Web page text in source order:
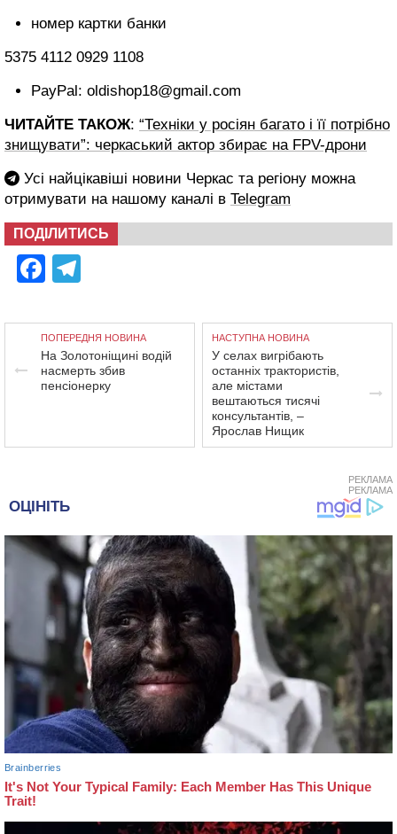
номер картки банки
5375 4112 0929 1108
PayPal: oldishop18@gmail.com
ЧИТАЙТЕ ТАКОЖ: “Техніки у росіян багато і її потрібно
знищувати”: черкаський актор збирає на FPV-дрони
Усі найцікавіші новини Черкас та регіону можна
отримувати на нашому каналі в Telegram
ПОДІЛИТИСЬ
Facebook
ПОПЕРЕДНЯ НОВИНА
На Золотоніщині водій
насмерть збив
пенсіонерку
НАСТУПНА НОВИНА
У селах вигрібають
останніх трактористів,
але містами
вештаються тисячі
консультантів, –
Ярослав Нищик
РЕКЛАМА
РЕКЛАМА